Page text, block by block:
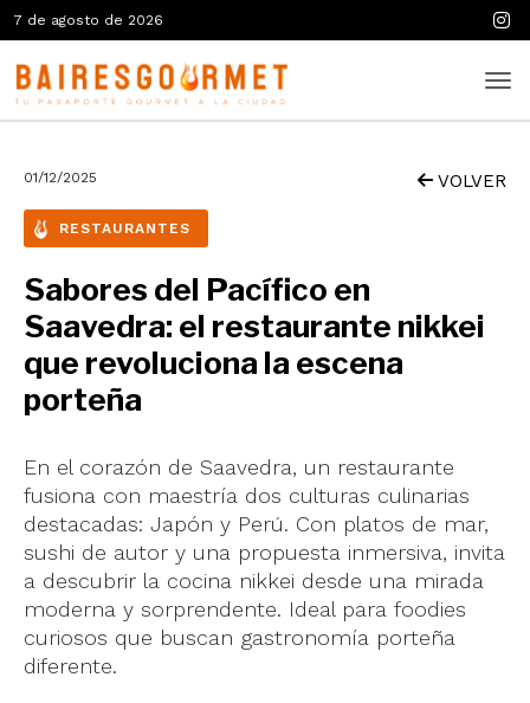
7 de agosto de 2026
01/12/2025 VOLVER
RESTAURANTES
Sabores del Pacífico en
Saavedra: el restaurante nikkei
que revoluciona la escena
porteña
En el corazón de Saavedra, un restaurante
fusiona con maestría dos culturas culinarias
destacadas: Japón y Perú. Con platos de mar,
sushi de autor y una propuesta inmersiva, invita
a descubrir la cocina nikkei desde una mirada
moderna y sorprendente. Ideal para foodies
curiosos que buscan gastronomía porteña
diferente.